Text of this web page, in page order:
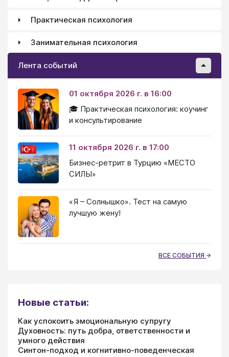
Практическая психология
Занимательная психология
Лента событий
01 октября 2026 г. в 16:00
🎓 Практическая психология: коучинг
и консультирование
11 октября 2026 г. в 17:00
Бизнес-ретрит в Турцию «МЕСТО
СИЛЫ»
«Я – Солнышко». Тест на самую
лучшую жену!
ВСЕ СОБЫТИЯ
Новые статьи:
Как успокоить эмоциональную супругу
Духовность: путь добра, ответственности и
умного действия
Синтон-подход и когнитивно-поведенческая